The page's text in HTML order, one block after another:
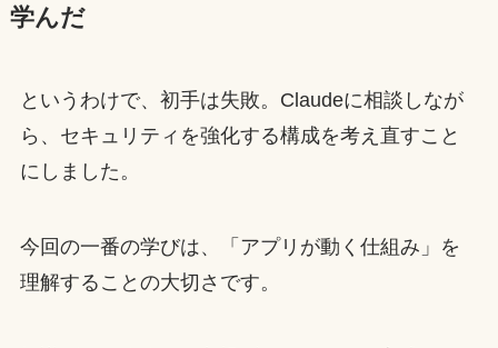
学んだ
というわけで、初手は失敗。Claudeに相談しなが
ら、セキュリティを強化する構成を考え直すこと
にしました。
今回の一番の学びは、「アプリが動く仕組み」を
理解することの大切さです。